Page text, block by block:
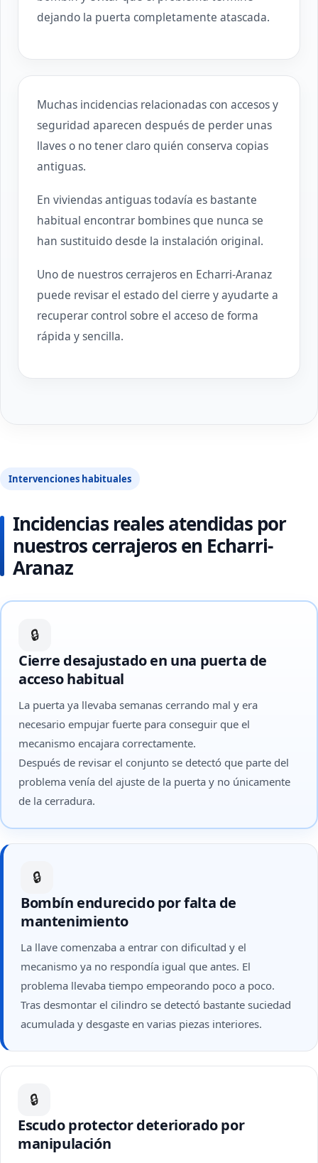
dejando la puerta completamente atascada.
Muchas incidencias relacionadas con accesos y
seguridad aparecen después de perder unas
llaves o no tener claro quién conserva copias
antiguas.
En viviendas antiguas todavía es bastante
habitual encontrar bombines que nunca se
han sustituido desde la instalación original.
Uno de nuestros cerrajeros en Echarri-Aranaz
puede revisar el estado del cierre y ayudarte a
recuperar control sobre el acceso de forma
rápida y sencilla.
Intervenciones habituales
Incidencias reales atendidas por
nuestros cerrajeros en Echarri-
Aranaz
🔒
Cierre desajustado en una puerta de
acceso habitual
La puerta ya llevaba semanas cerrando mal y era
necesario empujar fuerte para conseguir que el
mecanismo encajara correctamente.
Después de revisar el conjunto se detectó que parte del
problema venía del ajuste de la puerta y no únicamente
de la cerradura.
🔒
Bombín endurecido por falta de
mantenimiento
La llave comenzaba a entrar con dificultad y el
mecanismo ya no respondía igual que antes. El
problema llevaba tiempo empeorando poco a poco.
Tras desmontar el cilindro se detectó bastante suciedad
acumulada y desgaste en varias piezas interiores.
🔒
Escudo protector deteriorado por
manipulación